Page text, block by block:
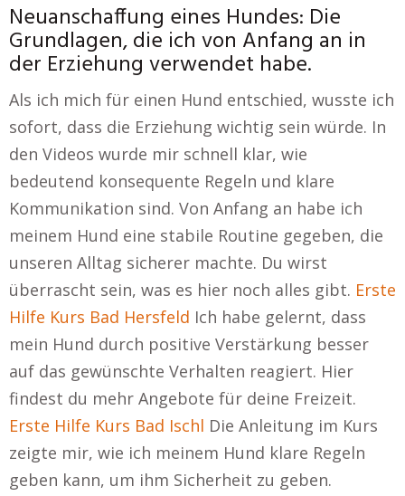
Neuanschaffung eines Hundes: Die
Grundlagen, die ich von Anfang an in
der Erziehung verwendet habe.
Als ich mich für einen Hund entschied, wusste ich
sofort, dass die Erziehung wichtig sein würde. In
den Videos wurde mir schnell klar, wie
bedeutend konsequente Regeln und klare
Kommunikation sind. Von Anfang an habe ich
meinem Hund eine stabile Routine gegeben, die
unseren Alltag sicherer machte. Du wirst
überrascht sein, was es hier noch alles gibt. Erste
Hilfe Kurs Bad Hersfeld Ich habe gelernt, dass
mein Hund durch positive Verstärkung besser
auf das gewünschte Verhalten reagiert. Hier
findest du mehr Angebote für deine Freizeit.
Erste Hilfe Kurs Bad Ischl Die Anleitung im Kurs
zeigte mir, wie ich meinem Hund klare Regeln
geben kann, um ihm Sicherheit zu geben.